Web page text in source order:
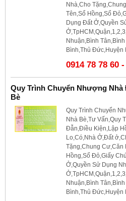
Nhà,Cho
Tên,Sổ Hồng,Sổ
Dụng Đất Ở,Quyền
Nhuận,Bình
Bình,Thủ Đức,Huyện
0914 78 78 60
Quy Trình Chuyển Nhượng Nhà
Bè
Quy Trình Chuyển
Nhà Bè,Tư Vấn,Quy
Đẫn,Điều Kiện,Lập
Lo,Có,Nhà Ở,Đất
Tặng,Chung Cư,Căn
Hồng,Sổ Đỏ,Giấy
Ở,Quyền Sử Dụng
Nhuận,Bình
Bình,Thủ Đức,Huyện